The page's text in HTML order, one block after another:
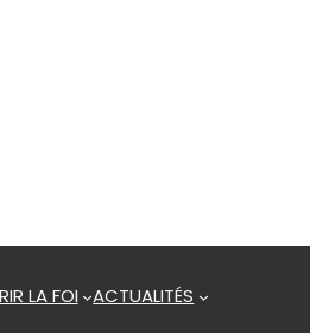
LA FOI ACTUALITÉS